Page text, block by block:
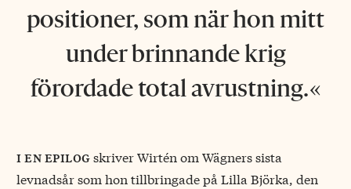
positioner, som när hon mitt
under brinnande krig
förordade total avrustning.
i en epilogskriver Wirtén om Wägners sista
levnadsår som hon tillbringade på Lilla Björka, den